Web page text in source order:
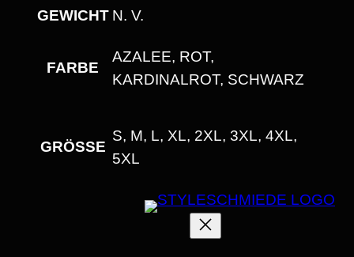
GEWICHT N. V.
FARBE
AZALEE, ROT,
KARDINALROT, SCHWARZ
GRÖSSE
S, M, L, XL, 2XL, 3XL, 4XL,
5XL